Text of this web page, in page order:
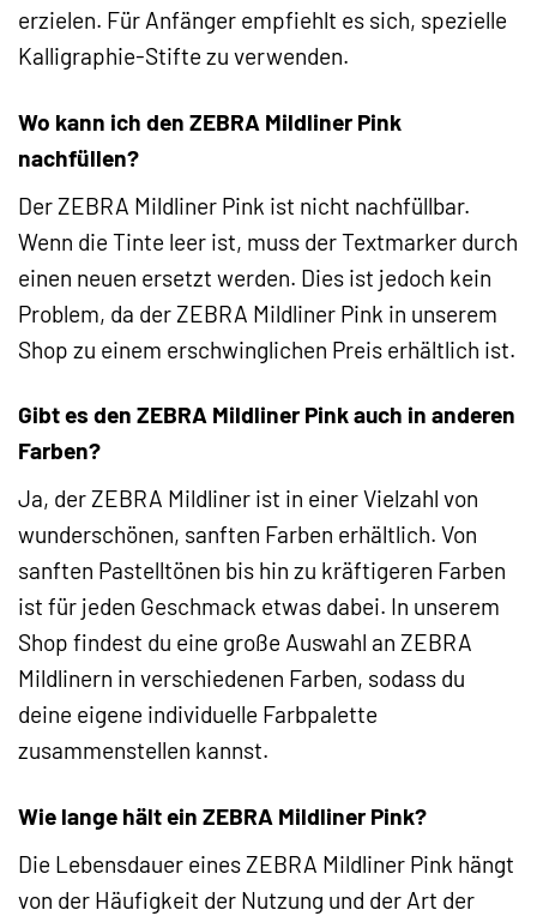
erzielen. Für Anfänger empfiehlt es sich, spezielle
Kalligraphie-Stifte zu verwenden.
Wo kann ich den ZEBRA Mildliner Pink
nachfüllen?
Der ZEBRA Mildliner Pink ist nicht nachfüllbar.
Wenn die Tinte leer ist, muss der Textmarker durch
einen neuen ersetzt werden. Dies ist jedoch kein
Problem, da der ZEBRA Mildliner Pink in unserem
Shop zu einem erschwinglichen Preis erhältlich ist.
Gibt es den ZEBRA Mildliner Pink auch in anderen
Farben?
Ja, der ZEBRA Mildliner ist in einer Vielzahl von
wunderschönen, sanften Farben erhältlich. Von
sanften Pastelltönen bis hin zu kräftigeren Farben
ist für jeden Geschmack etwas dabei. In unserem
Shop findest du eine große Auswahl an ZEBRA
Mildlinern in verschiedenen Farben, sodass du
deine eigene individuelle Farbpalette
zusammenstellen kannst.
Wie lange hält ein ZEBRA Mildliner Pink?
Die Lebensdauer eines ZEBRA Mildliner Pink hängt
von der Häufigkeit der Nutzung und der Art der